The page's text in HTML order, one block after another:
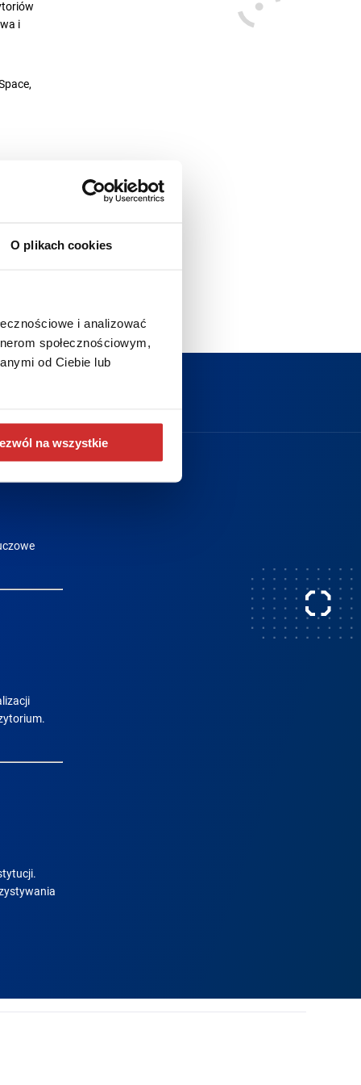
O plikach cookies
i analizować
społecznościowym,
od Ciebie lub
na wszystkie
i